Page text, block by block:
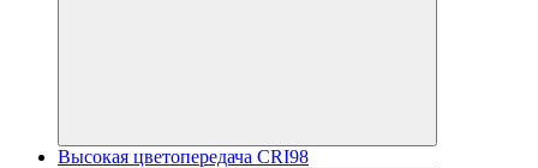
Высокая цветопередача CRI98